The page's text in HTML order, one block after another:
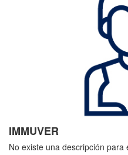
IMMUVER
No existe una descripción para